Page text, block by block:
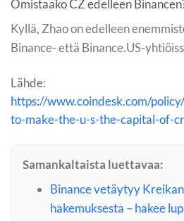
Omistaako CZ edelleen
Kyllä, Zhao on edelleen
Binance- että Binance.US-
Lähde:
https://www.coindesk.com/
to-make-the-u-s-the-capital-of-
Samankaltaista luettavaa:
Binance vetäytyy
hakemuksesta – hakee